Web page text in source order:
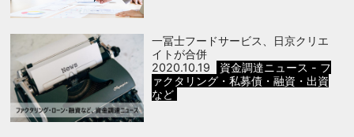
一冨士フードサービス、日京クリエ
イトが合併
2020.10.19
資金調達ニュース - フ
ァクタリング・私募債・融資・出資
など